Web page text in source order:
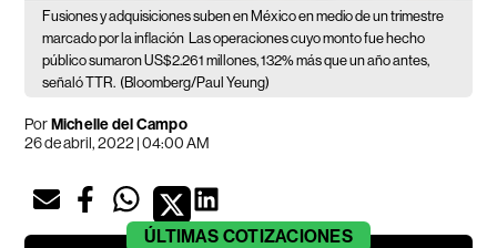
Fusiones y adquisiciones suben en México en medio de un trimestre
marcado por la inflación
Las operaciones cuyo monto fue hecho
público sumaron US$2.261 millones, 132% más que un año antes,
señaló TTR. (Bloomberg/Paul Yeung)
PorMichelle del Campo
26 de abril, 2022 | 04:00 AM
ÚLTIMAS COTIZACIONES